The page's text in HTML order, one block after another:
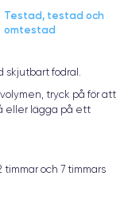
Testad, testad och
omtestad
skjutbart fodral.
tryck på för att
eller lägga på ett
och 7 timmars